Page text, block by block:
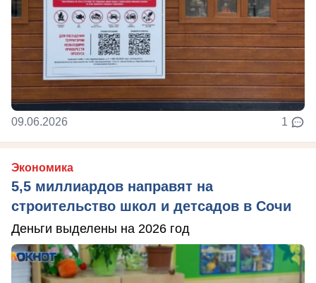
09.06.2026 1
Экономика
5,5 миллиардов направят на
строительство школ и детсадов в Сочи
Деньги выделены на 2026 год